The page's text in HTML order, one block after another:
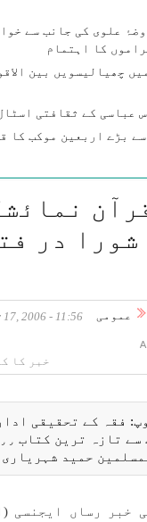
علوی کی جانب سے
کا اہتمام
چھیالیسویں بین
عباسی کے ثقافتی
بڑے اربعین موکب کا
عمومی 11:56 - October 17, 2006
خبر کا
فقہ كے تحقيقی
حميد
خبر رساں ايجنسی